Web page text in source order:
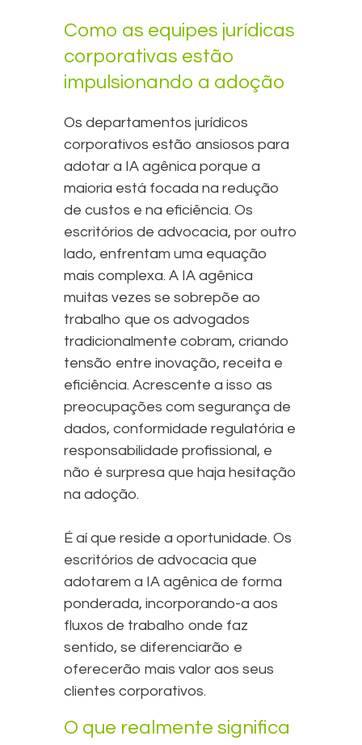
Como as equipes jurídicas
corporativas estão
impulsionando a adoção
Os departamentos jurídicos
corporativos estão ansiosos para
adotar a IA agênica porque a
maioria está focada na redução
de custos e na eficiência. Os
escritórios de advocacia, por outro
lado, enfrentam uma equação
mais complexa. A IA agênica
muitas vezes se sobrepõe ao
trabalho que os advogados
tradicionalmente cobram, criando
tensão entre inovação, receita e
eficiência. Acrescente a isso as
preocupações com segurança de
dados, conformidade regulatória e
responsabilidade profissional, e
não é surpresa que haja hesitação
na adoção.
É aí que reside a oportunidade. Os
escritórios de advocacia que
adotarem a IA agênica de forma
ponderada, incorporando-a aos
fluxos de trabalho onde faz
sentido, se diferenciarão e
oferecerão mais valor aos seus
clientes corporativos.
O que realmente significa